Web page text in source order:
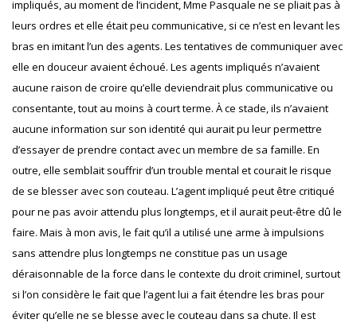
impliqués, au moment de l’incident, Mme Pasquale ne se pliait pas à
leurs ordres et elle était peu communicative, si ce n’est en levant les
bras en imitant l’un des agents. Les tentatives de communiquer avec
elle en douceur avaient échoué. Les agents impliqués n’avaient
aucune raison de croire qu’elle deviendrait plus communicative ou
consentante, tout au moins à court terme. À ce stade, ils n’avaient
aucune information sur son identité qui aurait pu leur permettre
d’essayer de prendre contact avec un membre de sa famille. En
outre, elle semblait souffrir d’un trouble mental et courait le risque
de se blesser avec son couteau. L’agent impliqué peut être critiqué
pour ne pas avoir attendu plus longtemps, et il aurait peut-être dû le
faire. Mais à mon avis, le fait qu’il a utilisé une arme à impulsions
sans attendre plus longtemps ne constitue pas un usage
déraisonnable de la force dans le contexte du droit criminel, surtout
si l’on considère le fait que l’agent lui a fait étendre les bras pour
éviter qu’elle ne se blesse avec le couteau dans sa chute. Il est